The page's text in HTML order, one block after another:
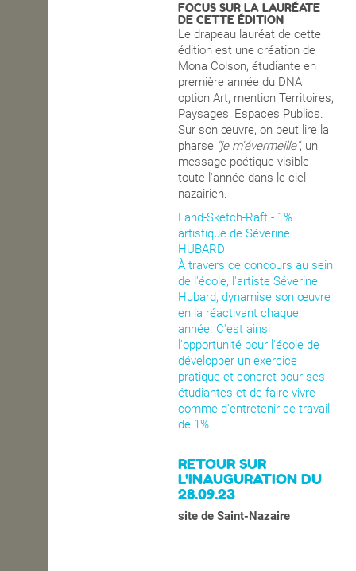
FOCUS SUR LA LAURÉATE
DE CETTE ÉDITION
Le drapeau lauréat de cette
édition est une création de
Mona Colson, étudiante en
première année du DNA
option Art, mention Territoires,
Paysages, Espaces Publics.
Sur son œuvre, on peut lire la
pharse "je m'évermeille", un
message poétique visible
toute l'année dans le ciel
nazairien.
Land-Sketch-Raft - 1%
artistique de Séverine
HUBARD
À travers ce concours au sein
de l'école, l'artiste Séverine
Hubard, dynamise son œuvre
en la réactivant chaque
année. C'est ainsi
l'opportunité pour l'école de
développer un exercice
pratique et concret pour ses
étudiantes et de faire vivre
comme d'entretenir ce travail
de 1%.
RETOUR SUR
L'INAUGURATION DU
28.09.23
site de Saint-Nazaire